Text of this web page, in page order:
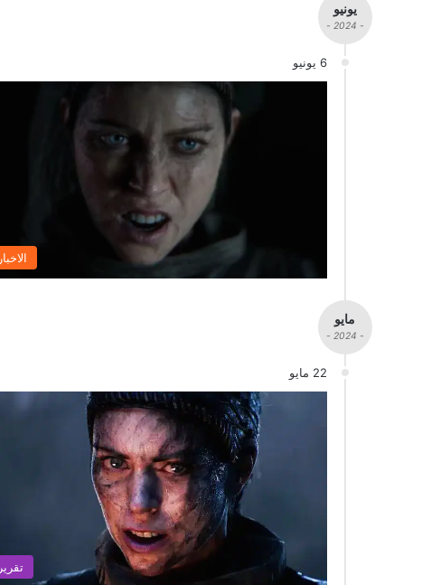
يونيو
- 2024 -
6 يونيو
الاخبار
مايو
- 2024 -
22 مايو
تقرير